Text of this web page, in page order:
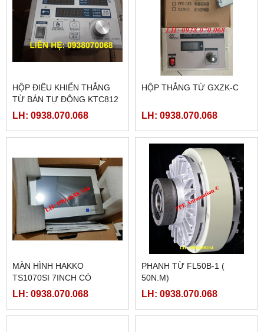
HỘP ĐIỀU KHIỂN THẮNG
TỪ BÁN TỰ ĐỘNG KTC812
LH: 0938.070.068
HỘP THẮNG TỪ GXZK-C
LH: 0938.070.068
MÀN HÌNH HAKKO
TS1070SI 7INCH CÓ
ETHERNET
LH: 0938.070.068
PHANH TỪ FL50B-1 (
50N.M)
LH: 0938.070.068